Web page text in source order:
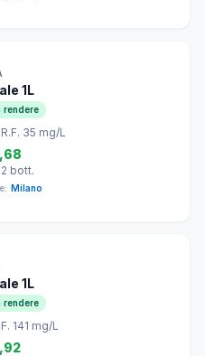
1L
rendere
R.F. 35 mg/L
bott.
Milano
1L
rendere
141 mg/L